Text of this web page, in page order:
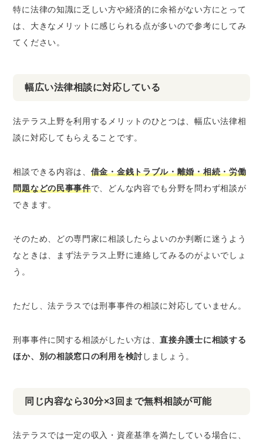
特に法律の知識に乏しい方や経済的に余裕がない方にとって
は、大きなメリットに感じられる点が多いので参考にしてみ
てください。
幅広い法律相談に対応している
法テラス上野を利用するメリットのひとつは、幅広い法律相
談に対応してもらえることです。
相談できる内容は、 借金・金銭トラブル・離婚・相続・労働
問題などの民事事件で、どんな内容でも分野を問わず相談が
できます。
そのため、どの専門家に相談したらよいのか判断に迷うよう
なときは、まず法テラス上野に連絡してみるのがよいでしょ
う。
ただし、法テラスでは刑事事件の相談に対応していません。
刑事事件に関する相談がしたい方は、直接弁護士に相談する
ほか、別の相談窓口の利用を検討 しましょう。
同じ内容なら30分×3回まで無料相談が可能
法テラスでは一定の収入・資産基準を満たしている場合に、